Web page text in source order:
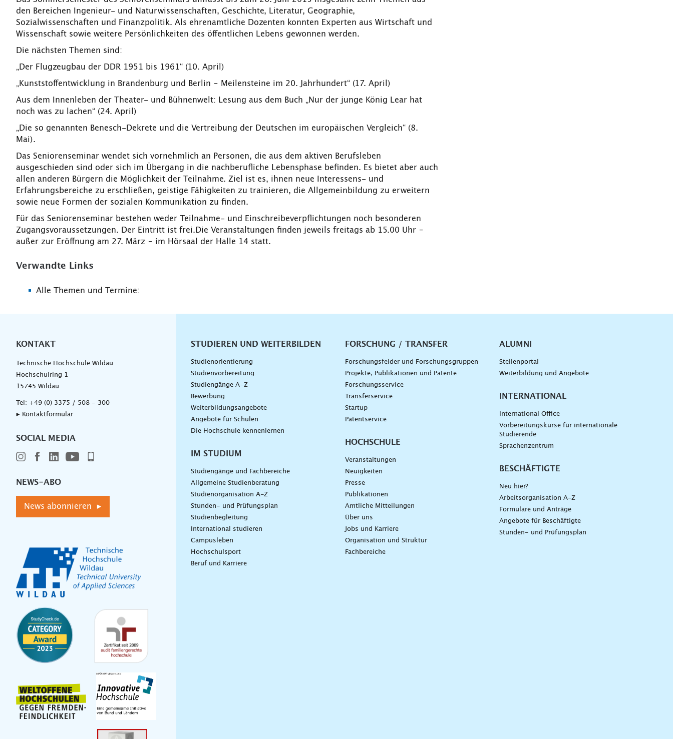
den Bereichen Ingenieur- und Naturwissenschaften, Geschichte, Literatur, Geographie,
Sozialwissenschaften und Finanzpolitik. Als ehrenamtliche Dozenten konnten Experten aus Wirtschaft und
Wissenschaft sowie weitere Persönlichkeiten des öffentlichen Lebens gewonnen werden.
Die nächsten Themen sind:
„Der Flugzeugbau der DDR 1951 bis 1961“ (10. April)
„Kunststoffentwicklung in Brandenburg und Berlin – Meilensteine im 20. Jahrhundert“ (17. April)
Aus dem Innenleben der Theater- und Bühnenwelt: Lesung aus dem Buch „Nur der junge König Lear hat
noch was zu lachen“ (24. April)
„Die so genannten Benesch-Dekrete und die Vertreibung der Deutschen im europäischen Vergleich“ (8.
Mai).
Das Seniorenseminar wendet sich vornehmlich an Personen, die aus dem aktiven Berufsleben
ausgeschieden sind oder sich im Übergang in die nachberufliche Lebensphase befinden. Es bietet aber auch
allen anderen Bürgern die Möglichkeit der Teilnahme. Ziel ist es, ihnen neue Interessens- und
Erfahrungsbereiche zu erschließen, geistige Fähigkeiten zu trainieren, die Allgemeinbildung zu erweitern
sowie neue Formen der sozialen Kommunikation zu finden.
Für das Seniorenseminar bestehen weder Teilnahme- und Einschreibeverpflichtungen noch besonderen
Zugangsvoraussetzungen. Der Eintritt ist frei.Die Veranstaltungen finden jeweils freitags ab 15.00 Uhr –
außer zur Eröffnung am 27. März – im Hörsaal der Halle 14 statt.
Verwandte Links
Alle Themen und Termine:
KONTAKT
Technische Hochschule Wildau
Hochschulring 1
15745 Wildau
Tel: +49 (0) 3375 / 508 - 300
▸ Kontaktformular
SOCIAL MEDIA
NEWS-ABO
News abonnieren ▸
Unternavigation
STUDIEREN UND WEITERBILDEN
Studienorientierung
Studienvorbereitung
Studiengänge A–Z
Bewerbung
Weiterbildungsangebote
Angebote für Schulen
Die Hochschule kennenlernen
IM STUDIUM
Studiengänge und Fachbereiche
Allgemeine Studienberatung
Studienorganisation A-Z
Stunden- und Prüfungsplan
Studienbegleitung
International studieren
Campusleben
Hochschulsport
Beruf und Karriere
FORSCHUNG / TRANSFER
Forschungsfelder und Forschungsgruppen
Projekte, Publikationen und Patente
Forschungsservice
Transferservice
Startup
Patentservice
HOCHSCHULE
Veranstaltungen
Neuigkeiten
Presse
Publikationen
Amtliche Mitteilungen
Über uns
Jobs und Karriere
Organisation und Struktur
Fachbereiche
ALUMNI
Stellenportal
Weiterbildung und Angebote
INTERNATIONAL
International Office
Vorbereitungskurse für internationale
Studierende
Sprachenzentrum
BESCHÄFTIGTE
Neu hier?
Arbeitsorganisation A-Z
Formulare und Anträge
Angebote für Beschäftigte
Stunden- und Prüfungsplan